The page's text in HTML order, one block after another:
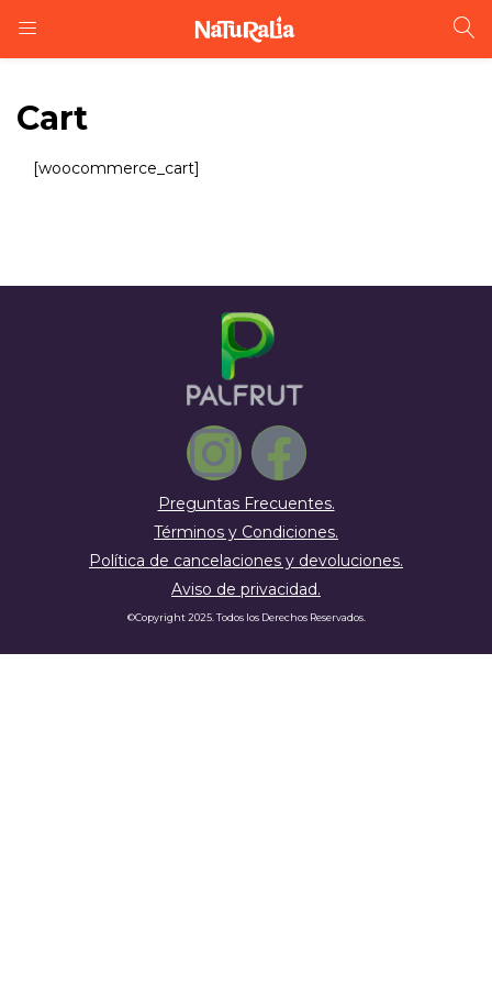
Cart
[woocommerce_cart]
Preguntas Frecuentes.
Términos y Condiciones.
Política de cancelaciones y devoluciones.
Aviso de privacidad.
©Copyright 2025. Todos los Derechos Reservados.